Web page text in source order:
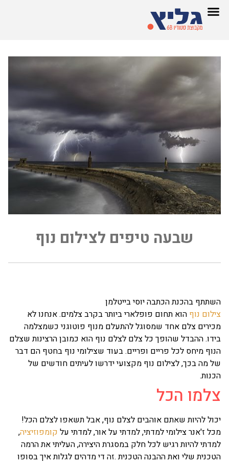
שבעה טיפים לצילום נוף
בהכנת הכתבה יוסי בייטלמן
נוף הוא תחום פופלארי ביותר בקרב צלמים. אנחנו לא
צלם אחד שמסוגל להתעלם מנוף פוטוגני כשמצלמה
ההבדל שהופך כל צלם לצלם נוף הוא כמובן הרצינות שצלם
מיחס לכל פריים ופריים. בעוד שצילומי נוף בחטף הם דבר
מה בכך, לצילום נוף מקצועי ידרשו לעיתים חודשים של
הכל
להיות שאתם אוהבים לצלם נוף, אבל תשאפו לצלם הכל!
ז'אנר צילומי למדתי, למדתי על אור, למדתי על קומפוזיציה,
להיות רגיש לכל חלק במסגרת היצירה, העליתי את הרמה
שלי ואת ההבנה הטכנית .זה די מדהים לגלות איך בסופו